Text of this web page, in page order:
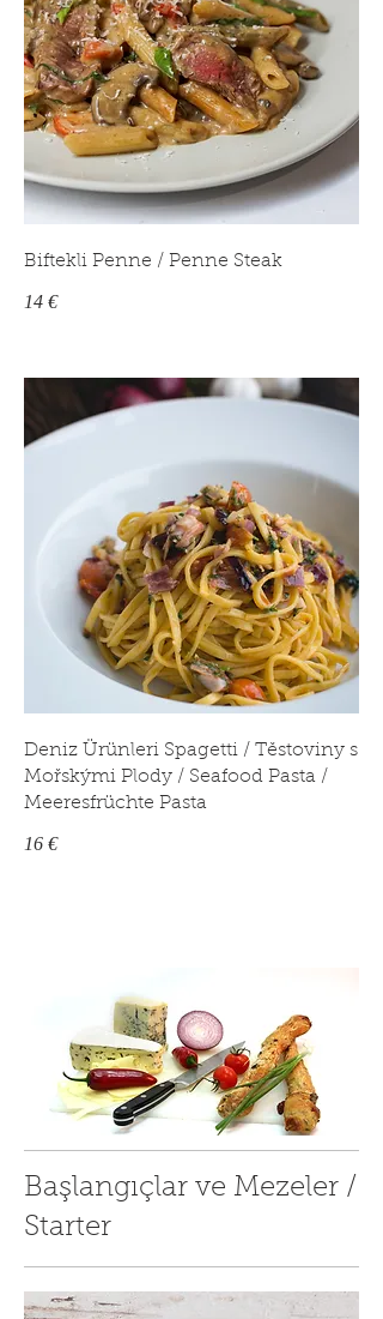
Biftekli Penne / Penne Steak
14 €
Deniz Ürünleri Spagetti / Těstoviny s
Mořskými Plody / Seafood Pasta /
Meeresfrüchte Pasta
16 €
Başlangıçlar ve Mezeler /
Starter